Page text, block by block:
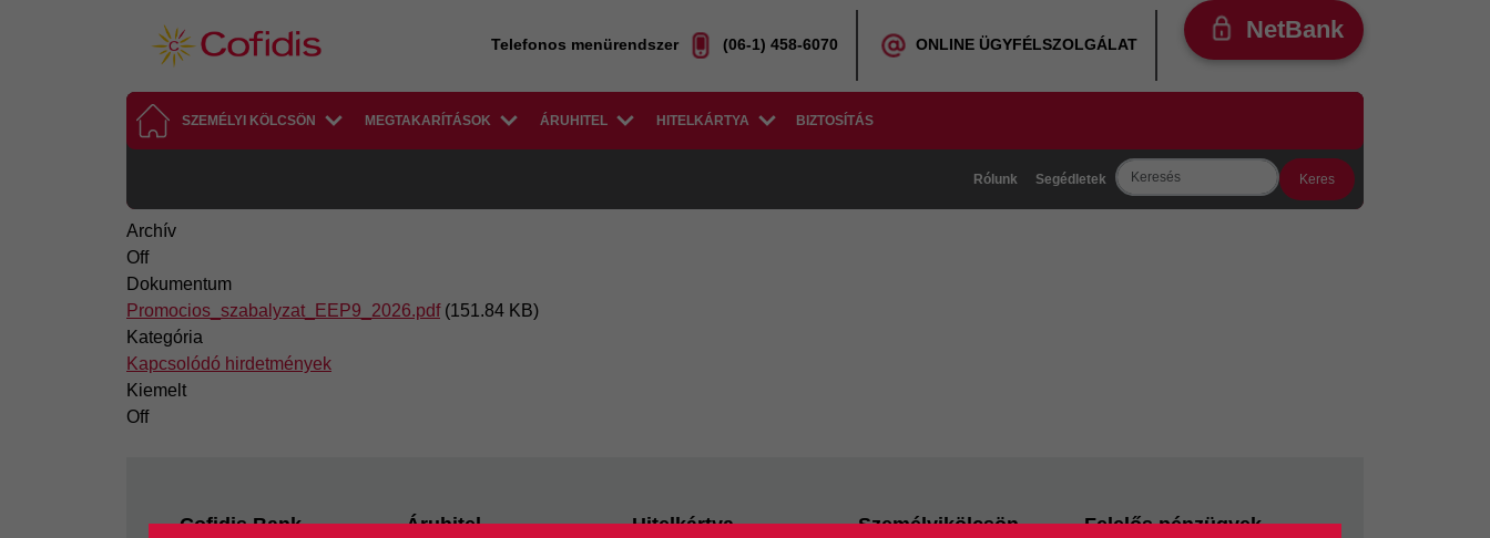
Telefonos menürendszer (06-1) 458-6070 ONLINE ÜGYFÉLSZOLGÁLAT
NetBank
SZEMÉLYI KÖLCSÖN MEGTAKARÍTÁSOK ÁRUHITEL HITELKÁRTYA BIZTOSÍTÁS
Rólunk Segédletek
Search
Archív
Off
Dokumentum
Promocios_szabalyzat_EEP9_2026.pdf (151.84 KB)
Kategória
Kapcsolódó hirdetmények
Kiemelt
Off
Footer
Cofidis Bank
Áruhitel
Hitelkártya
Személyikölcsön
Felelős pénzügyek